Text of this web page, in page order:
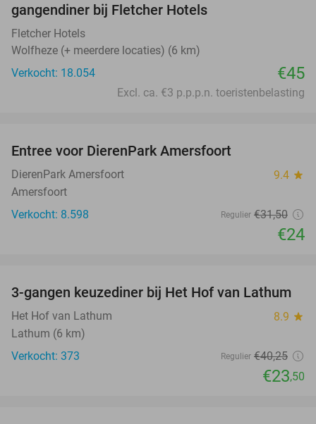
gangendiner bij Fletcher Hotels
Fletcher Hotels
Wolfheze (+ meerdere locaties) (6 km)
Verkocht: 18.054
€45
Excl. ca. €3 p.p.p.n. toeristenbelasting
Entree voor DierenPark Amersfoort
DierenPark Amersfoort 9.4 star
Amersfoort
Verkocht: 8.598
Regulier €31,50
€24
42%
3-gangen keuzediner bij Het Hof van Lathum
Het Hof van Lathum 8.9 star
Lathum (6 km)
Verkocht: 373
Regulier €40,25
€23,50